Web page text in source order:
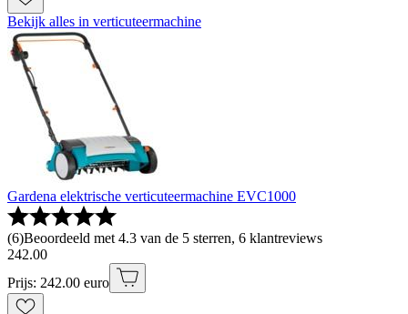
Bekijk alles in verticuteermachine
Gardena elektrische verticuteermachine EVC1000
(6)Beoordeeld met 4.3 van de 5 sterren, 6 klantreviews
242.00
Prijs: 242.00 euro